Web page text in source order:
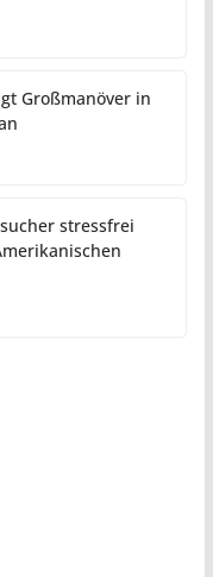
Großmanöver in
stressfrei